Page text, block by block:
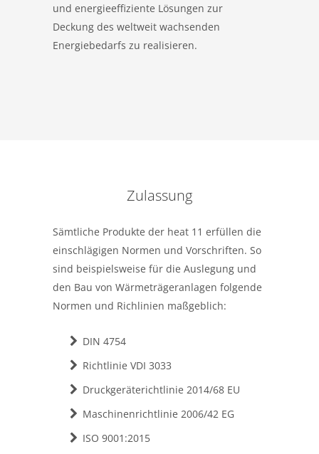
und energieeffiziente Lösungen zur
Deckung des weltweit wachsenden
Energiebedarfs zu realisieren.
Zulassung
Sämtliche Produkte der heat 11 erfüllen die
einschlägigen Normen und Vorschriften. So
sind beispielsweise für die Auslegung und
den Bau von Wärmeträgeranlagen folgende
Normen und Richlinien maßgeblich:
DIN 4754
Richtlinie VDI 3033
Druckgeräterichtlinie 2014/68 EU
Maschinenrichtlinie 2006/42 EG
ISO 9001:2015